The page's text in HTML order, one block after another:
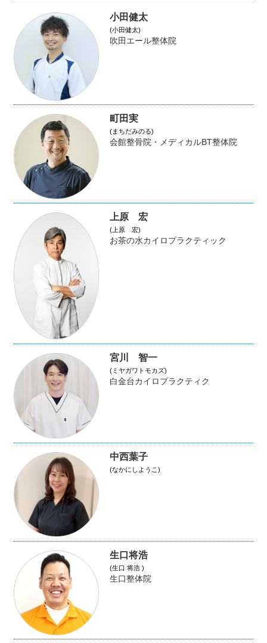
小田健太
(小田健太)
吹田エール整体院
町田実
(まちだみのる)
会館整骨院・メディカルBT整体院
上原 宏
(上原 宏)
お茶の水カイロプラクティック
宮川 智一
(ミヤガワトモカズ)
白金台カイロプラクティク
中西葉子
(なかにしようこ)
生口将浩
(生口 将浩 )
生口整体院